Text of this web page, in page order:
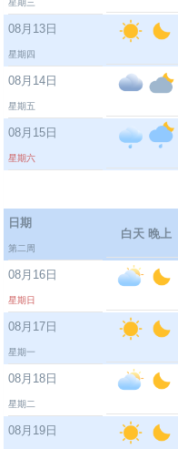
星期三
08月13日
星期四
08月14日
星期五
08月15日
星期六
日期
第二周
白天 晚上
08月16日
星期日
08月17日
星期一
08月18日
星期二
08月19日